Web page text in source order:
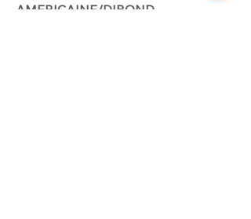
AMERICAINE/DIBOND.